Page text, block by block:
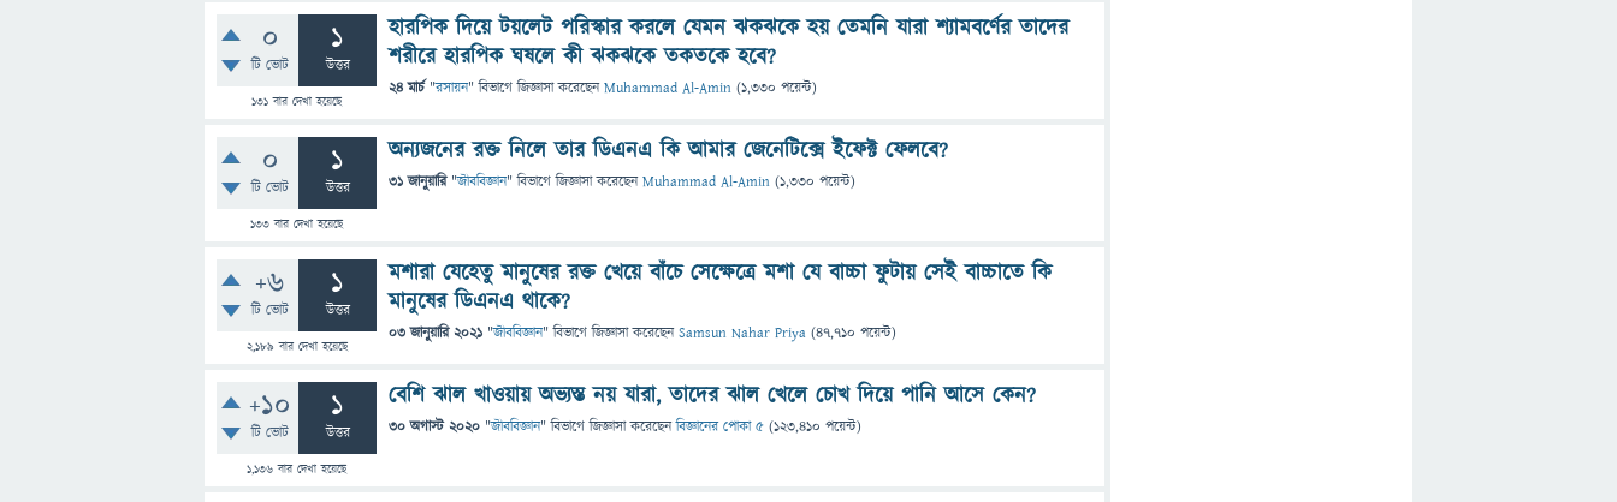
0
টি ভোট
1
উত্তর
131 বার দেখা হয়েছে
হারপিক দিয়ে টয়লেট পরিস্কার করলে যেমন ঝকঝকে হয় তেমনি যারা শ্যামবর্ণের তাদের
শরীরে হারপিক ঘষলে কী ঝকঝকে তকতকে হবে?
24 মার্চ "রসায়ন" বিভাগে জিজ্ঞাসাকরেছেনMuhammad Al-Amin (1,330 পয়েন্ট)
0
টি ভোট
1
উত্তর
133 বার দেখা হয়েছে
অন্যজনের রক্ত নিলে তার ডিএনএ কি আমার জেনেটিক্সে ইফেক্ট ফেলবে?
31 জানুয়ারি "জীববিজ্ঞান" বিভাগে জিজ্ঞাসাকরেছেনMuhammad Al-Amin (1,330 পয়েন্ট)
+6
টি ভোট
1
উত্তর
2,189 বার দেখা হয়েছে
মশারা যেহেতু মানুষের রক্ত খেয়ে বাঁচে সেক্ষেত্রে মশা যে বাচ্চা ফুটায় সেই বাচ্চাতে কি
মানুষের ডিএনএ থাকে?
03 জানুয়ারি 2021 "জীববিজ্ঞান" বিভাগে জিজ্ঞাসাকরেছেনSamsun Nahar Priya (47,710 পয়েন্ট)
+10
টি ভোট
1
উত্তর
1,136 বার দেখা হয়েছে
বেশি ঝাল খাওয়ায় অভ্যস্ত নয় যারা, তাদের ঝাল খেলে চোখ দিয়ে পানি আসে কেন?
30 অগাস্ট 2020 "জীববিজ্ঞান" বিভাগে জিজ্ঞাসাকরেছেনবিজ্ঞানের পোকা ৫ (123,410 পয়েন্ট)